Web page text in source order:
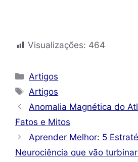
Visualizações: 464
Categorias
Artigos
Tags
Artigos
Anomalia Magnética do
Fatos e Mitos
Aprender Melhor: 5
Neurociência que vão